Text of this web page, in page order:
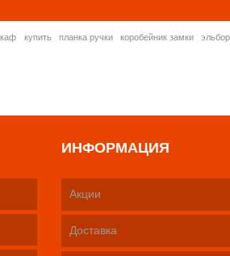
купить планка ручки коробейник замки эльбор
ИНФОРМАЦИЯ
Акции
Доставка